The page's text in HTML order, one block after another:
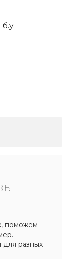
поможем
для разных